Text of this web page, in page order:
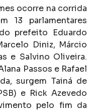
ocorre na corrida
13 parlamentares
prefeito Eduardo
Diniz, Márcio
e Salvino Oliveira.
Passos e Rafael
surgem Tainá de
e Rick Azevedo
pelo fim da